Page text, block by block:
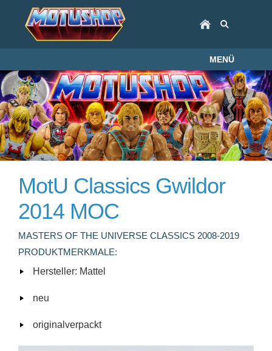
MENÜ
MotU Classics Gwildor
2014 MOC
MASTERS OF THE UNIVERSE CLASSICS 2008-2019
PRODUKTMERKMALE:
Hersteller: Mattel
neu
originalverpackt